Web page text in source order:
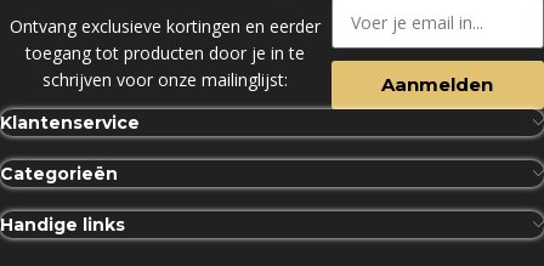
Ontvang exclusieve kortingen en eerder
toegang tot producten door je in te
schrijven voor onze mailinglijst:
Aanmelden
Klantenservice
Categorieën
Handige links